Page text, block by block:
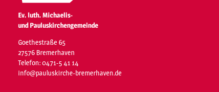
Ev. luth. Michaelis-
und Pauluskirchengemeinde
Goethestraße 65
27576 Bremerhaven
Telefon: 0471-5 41 14
info@pauluskirche-bremerhaven.de